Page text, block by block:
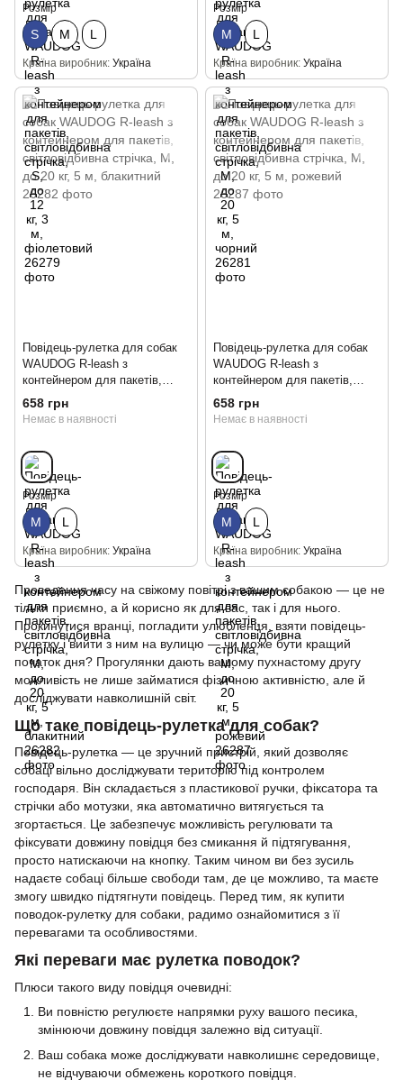
Розмір
S М L
Країна виробник Україна
Розмір
М L
Країна виробник Україна
Повідець-рулетка для собак
WAUDOG R-leash з
контейнером для пакетів,
світловідбивна стрічка, M, до
20 кг, 5 м, блакитний
658 грн
Немає в наявності
Розмір
М L
Країна виробник Україна
Повідець-рулетка для собак
WAUDOG R-leash з
контейнером для пакетів,
світловідбивна стрічка, M, до
20 кг, 5 м, рожевий
658 грн
Немає в наявності
Розмір
М L
Країна виробник Україна
Проведення часу на свіжому повітрі з вашим собакою — це не
тільки приємно, а й корисно як для вас, так і для нього.
Прокинутися вранці, погладити улюбленця, взяти повідець-
рулетку і вийти з ним на вулицю — чи може бути кращий
початок дня? Прогулянки дають вашому пухнастому другу
можливість не лише займатися фізичною активністю, але й
досліджувати навколишній світ.
Що таке повідець-рулетка для собак?
Повідець-рулетка — це зручний пристрій, який дозволяє
собаці вільно досліджувати територію під контролем
господаря. Він складається з пластикової ручки, фіксатора та
стрічки або мотузки, яка автоматично витягується та
згортається. Це забезпечує можливість регулювати та
фіксувати довжину повідця без смикання й підтягування,
просто натискаючи на кнопку. Таким чином ви без зусиль
надаєте собаці більше свободи там, де це можливо, та маєте
змогу швидко підтягнути повідець. Перед тим, як купити
поводок-рулетку для собаки, радимо ознайомитися з її
перевагами та особливостями.
Які переваги має рулетка поводок?
Плюси такого виду повідця очевидні:
Ви повністю регулюєте напрямки руху вашого песика,
змінюючи довжину повідця залежно від ситуації.
Ваш собака може досліджувати навколишнє середовище,
не відчуваючи обмежень короткого повідця.